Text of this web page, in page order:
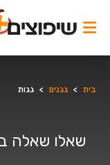
בית > גגנים > גגות
שאלו שאלה